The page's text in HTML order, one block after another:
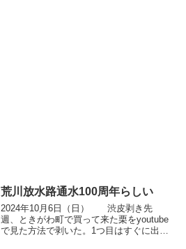
荒川放水路通水100周年らしい
2024年10月6日（日） 渋皮剥き先
週、ときがわ町で買って来た栗をyoutube
で見た方法で剥いた。1つ目はすぐに出来